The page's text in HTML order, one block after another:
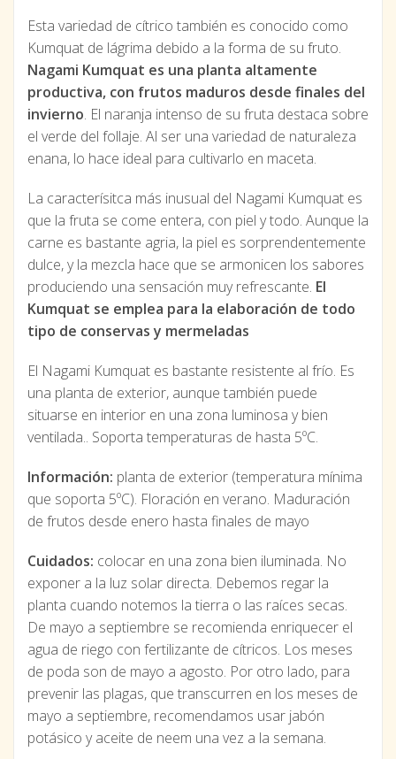
Esta variedad de cítrico también es conocido como
Kumquat de lágrima debido a la forma de su fruto.
Nagami Kumquat es una planta altamente
productiva, con frutos maduros desde finales del
invierno. El naranja intenso de su fruta destaca sobre
el verde del follaje. Al ser una variedad de naturaleza
enana, lo hace ideal para cultivarlo en maceta.
La caracterísitca más inusual del Nagami Kumquat es
que la fruta se come entera, con piel y todo. Aunque la
carne es bastante agria, la piel es sorprendentemente
dulce, y la mezcla hace que se armonicen los sabores
produciendo una sensación muy refrescante. El
Kumquat se emplea para la elaboración de todo
tipo de conservas y mermeladas
El Nagami Kumquat es bastante resistente al frío. Es
una planta de exterior, aunque también puede
situarse en interior en una zona luminosa y bien
ventilada.. Soporta temperaturas de hasta 5ºC.
Información: planta de exterior (temperatura mínima
que soporta 5ºC). Floración en verano. Maduración
de frutos desde enero hasta finales de mayo
Cuidados: colocar en una zona bien iluminada. No
exponer a la luz solar directa. Debemos regar la
planta cuando notemos la tierra o las raíces secas.
De mayo a septiembre se recomienda enriquecer el
agua de riego con fertilizante de cítricos. Los meses
de poda son de mayo a agosto. Por otro lado, para
prevenir las plagas, que transcurren en los meses de
mayo a septiembre, recomendamos usar jabón
potásico y aceite de neem una vez a la semana.